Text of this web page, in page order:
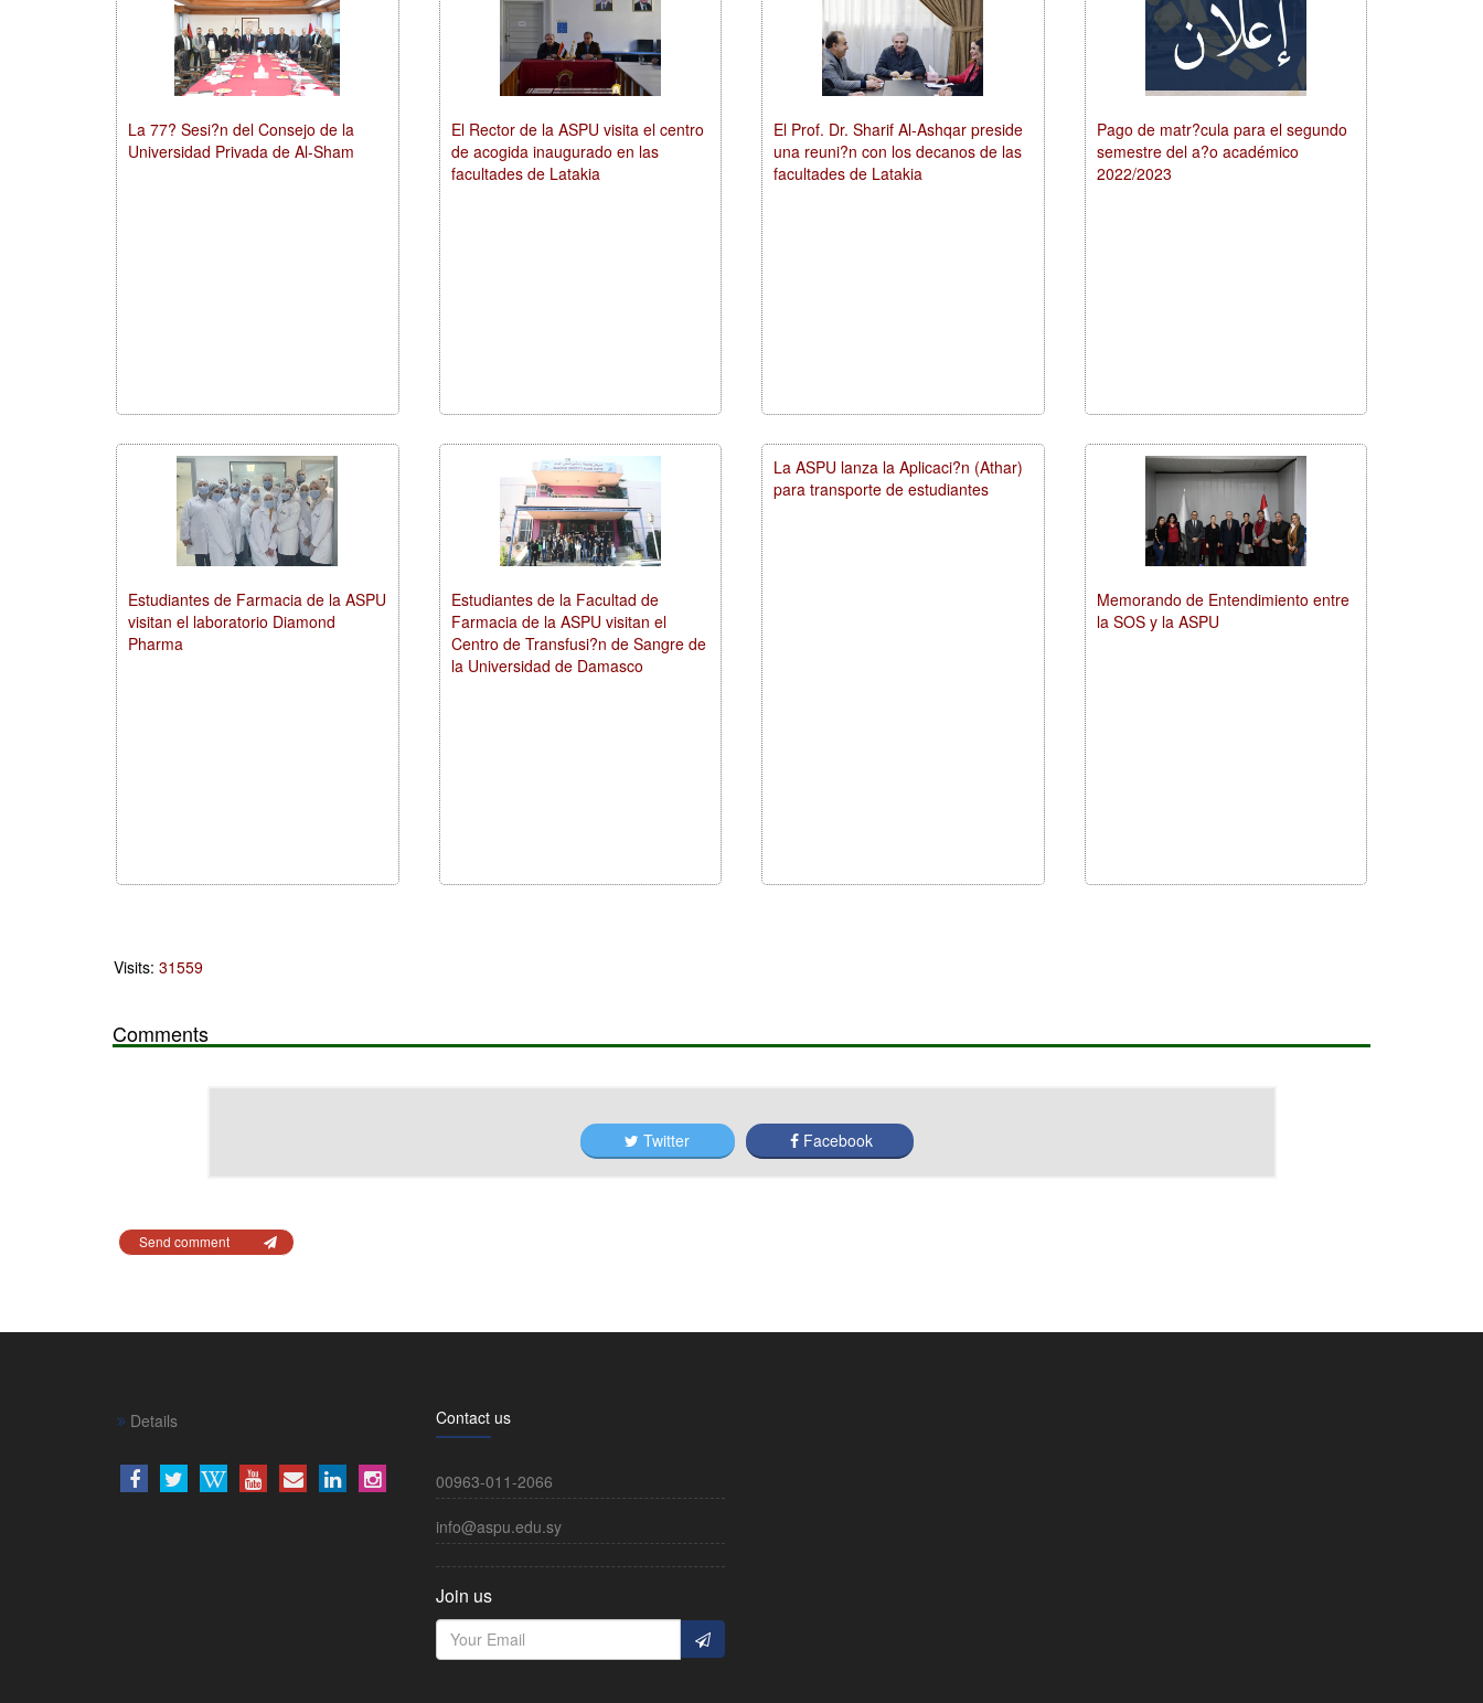
La 77? Sesi?n del Consejo de la
Universidad Privada de Al-Sham
El Rector de la ASPU visita el centro
de acogida inaugurado en las
facultades de Latakia
El Prof. Dr. Sharif Al-Ashqar preside
una reuni?n con los decanos de las
facultades de Latakia
Pago de matr?cula para el segundo
semestre del a?o académico
2022/2023
Estudiantes de Farmacia de la ASPU
visitan el laboratorio Diamond
Pharma
Estudiantes de la Facultad de
Farmacia de la ASPU visitan el
Centro de Transfusi?n de Sangre de
la Universidad de Damasco
La ASPU lanza la Aplicaci?n (Athar)
para transporte de estudiantes
Memorando de Entendimiento entre
la SOS y la ASPU
Visits: 31559
Comments
Twitter Facebook
Send comment
Details Contact us
00963-011-2066
info@aspu.edu.sy
Join us